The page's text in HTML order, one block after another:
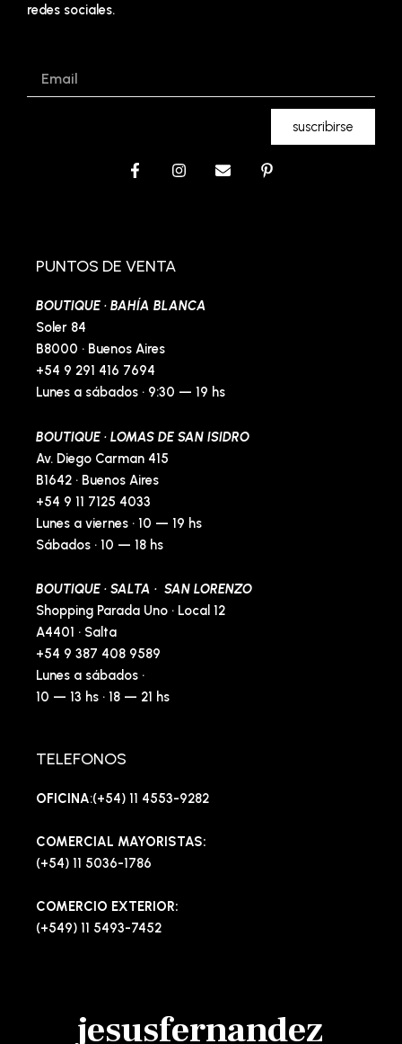
redes sociales.
suscribirse
F
o
k
f
I
E
P
PUNTOS DE VENTA
BOUTIQUE · BAHÍA BLANCA
Soler 84
B8000 · Buenos Aires
+54 9 291 416 7694
Lunes a sábados · 9:30 — 19 hs
BOUTIQUE · LOMAS DE SAN ISIDRO
Av. Diego Carman 415
B1642 · Buenos Aires
+54 9 11 7125 4033
Lunes a viernes · 10 — 19 hs
Sábados · 10 — 18 hs
BOUTIQUE · SALTA · SAN LORENZO
Shopping Parada Uno · Local 12
A4401 · Salta
+54 9 387 408 9589
Lunes a sábados ·
10 — 13 hs · 18 — 21 hs
TELEFONOS
OFICINA:(+54) 11 4553-9282
COMERCIAL MAYORISTAS:
(+54) 11 5036-1786
COMERCIO EXTERIOR:
(+549) 11 5493-7452
jesusfernandez